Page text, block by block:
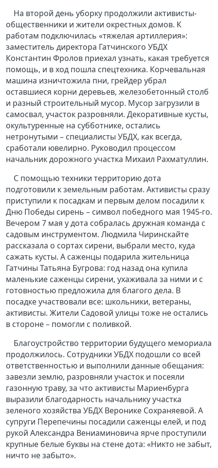
На второй день уборку продолжили активисты-
общественники и жители окрестных домов. К
работам подключилась «тяжелая артиллерия»:
заместитель директора Гатчинского УБДХ
Константин Фролов приехал узнать, какая требуется
помощь, и в ход пошла спецтехника. Корчевальная
машина изничтожила пни, грейдер убрал
оставшиеся корни деревьев, железобетонный столб
и разный строительный мусор. Мусор загрузили в
самосвал, участок разровняли. Декоративные кусты,
окультуренные на субботнике, остались
нетронутыми – специалисты УБДХ, как всегда,
сработали ювелирно. Руководил процессом
начальник дорожного участка Михаил Рахматуллин.
С помощью техники территорию дота
подготовили к земельным работам. Активисты сразу
приступили к посадкам и первым делом посадили к
Дню Победы сирень – символ победного мая 1945-го.
Вечером 7 мая у дота собралась дружная команда с
садовым инструментом. Людмила Чиринскайте
рассказала о сортах сирени, выбрали место, куда
сажать кусты. А саженцы подарила жительница
Гатчины Татьяна Бугрова: год назад она купила
маленькие саженцы сирени, ухаживала за ними и с
готовностью предложила для благого дела. В
посадке участвовали все: школьники, ветераны,
активисты. Жители Садовой улицы тоже не остались
в стороне – помогли с поливкой.
Благоустройство территории будущего мемориала
продолжилось. Сотрудники УБДХ подошли со всей
ответственностью и выполнили данные обещания:
завезли землю, разровняли участок и посеяли
газонную траву, за что активисты Мариенбурга
выразили благодарность начальнику участка
зеленого хозяйства УБДХ Веронике Сохраняевой. А
супруги Перепечины посадили саженцы елей, и под
рукой Александра Вениаминовича ярче проступили
крупные белые буквы на стене дота: «Никто не забыт,
ничто не забыто».